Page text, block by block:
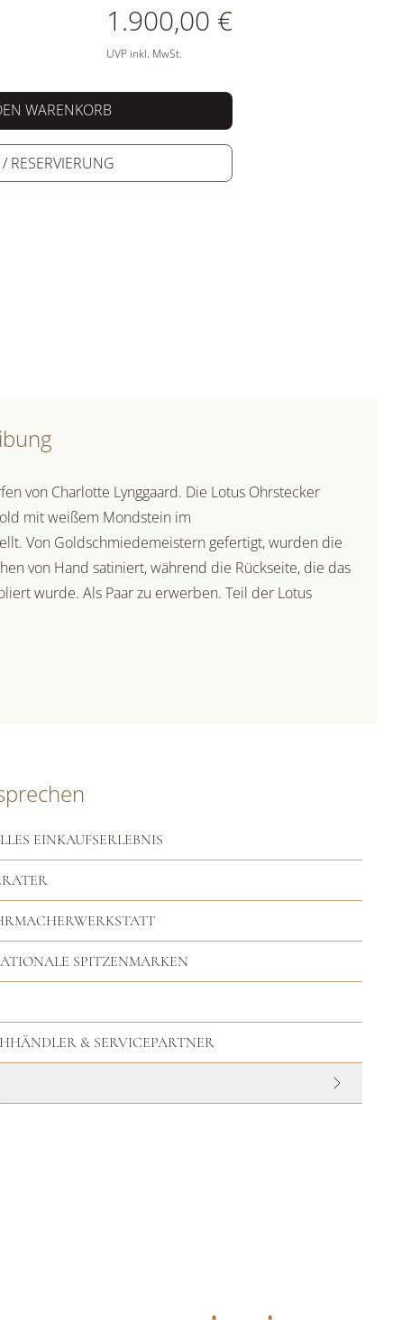
1.900,00 €
UVP inkl. MwSt.
WARENKORB
RESERVIERUNG
von Charlotte Lynggaard. Die Lotus Ohrstecker
mit weißem Mondstein im
Von Goldschmiedemeistern gefertigt, wurden die
von Hand satiniert, während die Rückseite, die das
wurde. Als Paar zu erwerben. Teil der Lotus
EINKAUFSERLEBNIS
SPITZENMARKEN
& SERVICEPARTNER